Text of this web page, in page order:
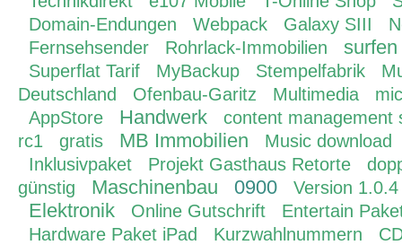
Domain-Endungen
Webpack Galaxy SIII
Fernsehsender
Rohrlack-Immobilien surfen
Superflat Tarif MyBackup Stempelfabrik
Deutschland
Ofenbau-Garitz Multimedia
AppStore
Handwerk
content management
rc1
gratis MB Immobilien
Music download
Inklusivpaket
Projekt Gasthaus Retorte
günstig
Maschinenbau 0900 Version 1.0.4
Elektronik Online Gutschrift
Entertain
Hardware Paket iPad
Kurzwahlnummern